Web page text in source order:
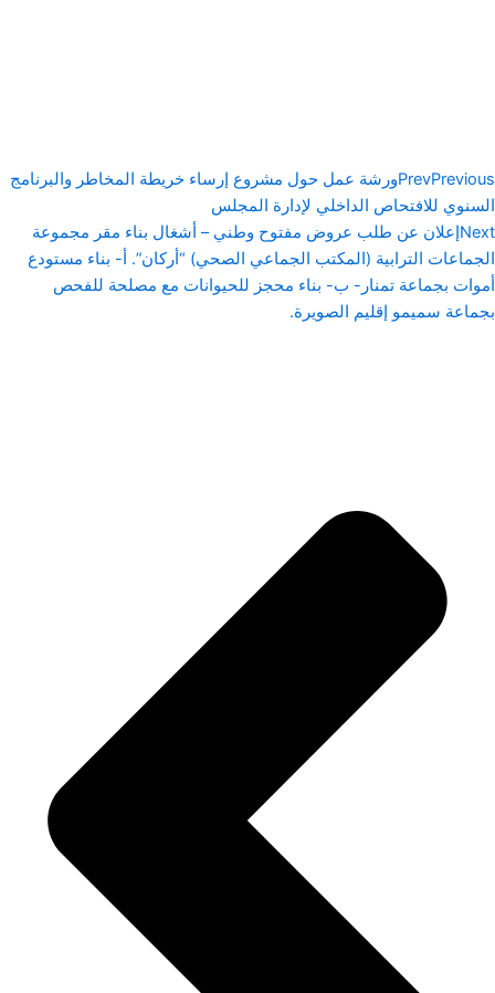
PrevPrevious
ورشة عمل حول مشروع إرساء خريطة المخاطر والبرنامج
السنوي للافتحاص الداخلي لإدارة المجلس
Nextإعلان عن طلب عروض مفتوح وطني – أشغال بناء مقر مجموعة
الجماعات الترابية (المكتب الجماعي الصحي) “أركان”. أ- بناء مستودع
أموات بجماعة تمنار- ب- بناء محجز للحيوانات مع مصلحة للفحص
بجماعة سميمو إقليم الصويرة.